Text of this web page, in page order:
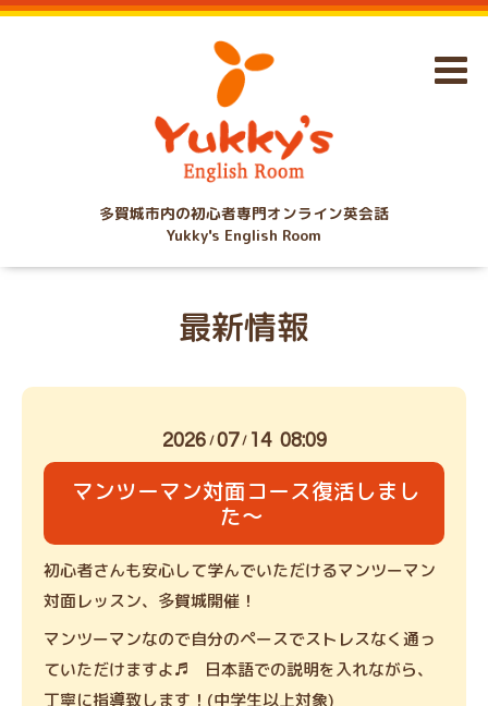
多賀城市内の初心者専門オンライン英会話
Yukky's English Room
最新情報
2026/07/ 14 08:09
マンツーマン対面コース復活しまし
た～
初心者さんも安心して学んでいただけるマンツーマン
対面レッスン、多賀城開催！
マンツーマンなので自分のペースでストレスなく通っ
ていただけますよ♬ 日本語での説明を入れながら、
丁寧に指導致します！(中学生以上対象)